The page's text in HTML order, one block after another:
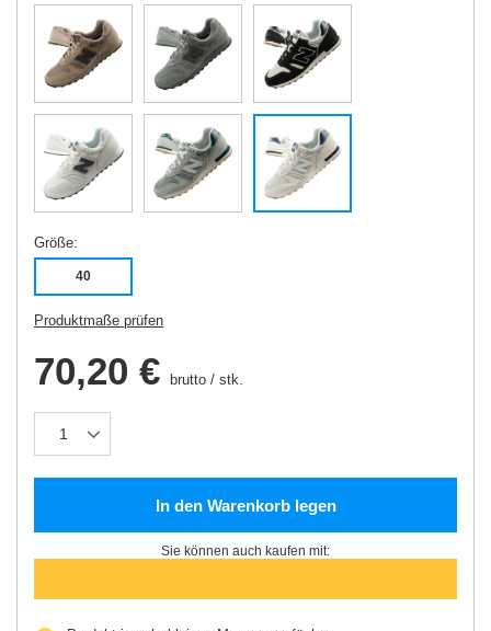
Größe
40
Produktmaße prüfen
70,20 € brutto / stk.
In den Warenkorb legen
Sie können auch kaufen mit: